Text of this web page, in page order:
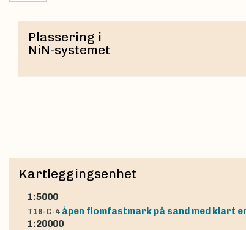
Plassering i
NiN-systemet
Kartleggingsenhet
1:5000
T18-C-4 åpen flomfastmark på sand med klart
1:20000